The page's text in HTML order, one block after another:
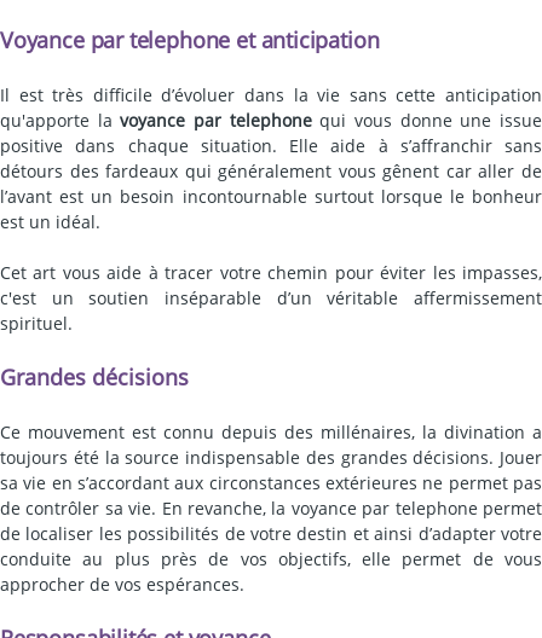
Voyance par telephone et anticipation
Il est très difficile d’évoluer dans la vie sans cette anticipation
qu'apporte lavoyance par telephonequi vous donne une issue
positive dans chaque situation. Elle aide à s’affranchir sans
détours des fardeaux qui généralement vous gênent car aller de
l’avant est un besoin incontournable surtout lorsque le bonheur
est un idéal.
Cet art vous aide à tracer votre chemin pour éviter les impasses,
c'est un soutien inséparable d’un véritable affermissement
spirituel.
Grandes décisions
Ce mouvement est connu depuis des millénaires, la divination a
toujours été la source indispensable des grandes décisions. Jouer
sa vie en s’accordant aux circonstances extérieures ne permet pas
de contrôler sa vie. En revanche, la voyance par telephone permet
de localiser les possibilités de votre destin et ainsi d’adapter votre
conduite au plus près de vos objectifs, elle permet de vous
approcher de vos espérances.